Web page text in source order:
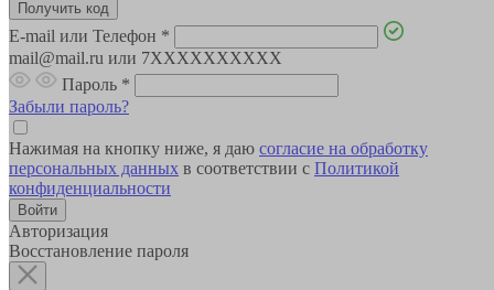
E-mail или Телефон *
mail@mail.ru или 7XXXXXXXXXX
Пароль *
Забыли пароль?
Нажимая на кнопку ниже, я даю согласие на обработку
персональных данных в соответствии с Политикой
конфиденциальности
Авторизация
Восстановление пароля